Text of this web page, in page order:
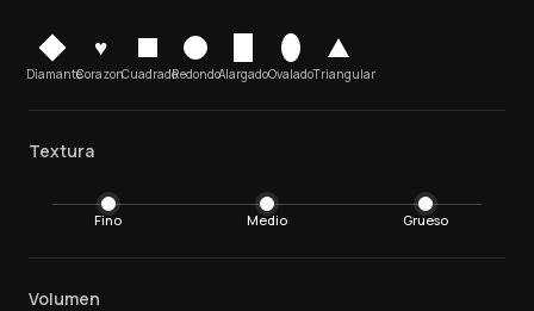
Diamante
♥
CorazonCuadradoRedondoAlargadoOvaladoTriangular
Textura
Fino Medio Grueso
Volumen